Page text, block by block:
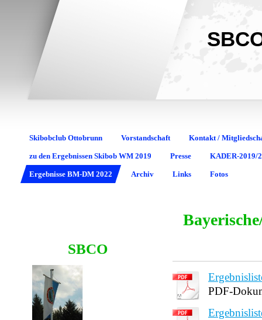
Skibobclub Ottobrunn Vorstandschaft Kontakt /
zu den Ergebnissen Skibob WM 2019 Presse KADER-2019/
Ergebnisse BM-DM 2022 Archiv Links Fotos
SBCO
PDF-